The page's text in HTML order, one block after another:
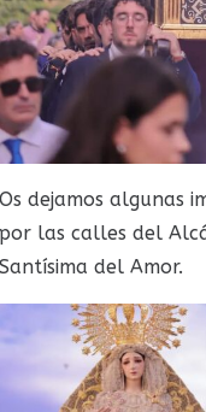
Os dejamos algunas
por las calles del
Santísima del Amor.